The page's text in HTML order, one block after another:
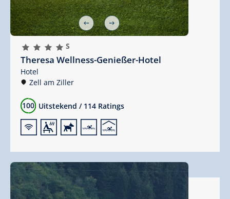
🞙 🞙 🞙 🞙S
Theresa Wellness-Genießer-Hotel
Hotel
Zell am Ziller
100 Uitstekend / 114 Ratings
🜉🗔🔮🅐🅤